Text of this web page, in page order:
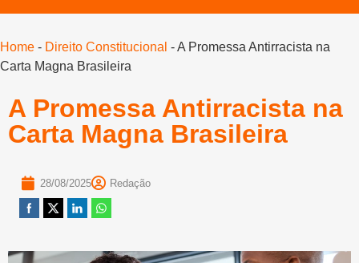
Home - Direito Constitucional -A Promessa Antirracista na
Carta Magna Brasileira
A Promessa Antirracista na
Carta Magna Brasileira
28/08/2025 Redação